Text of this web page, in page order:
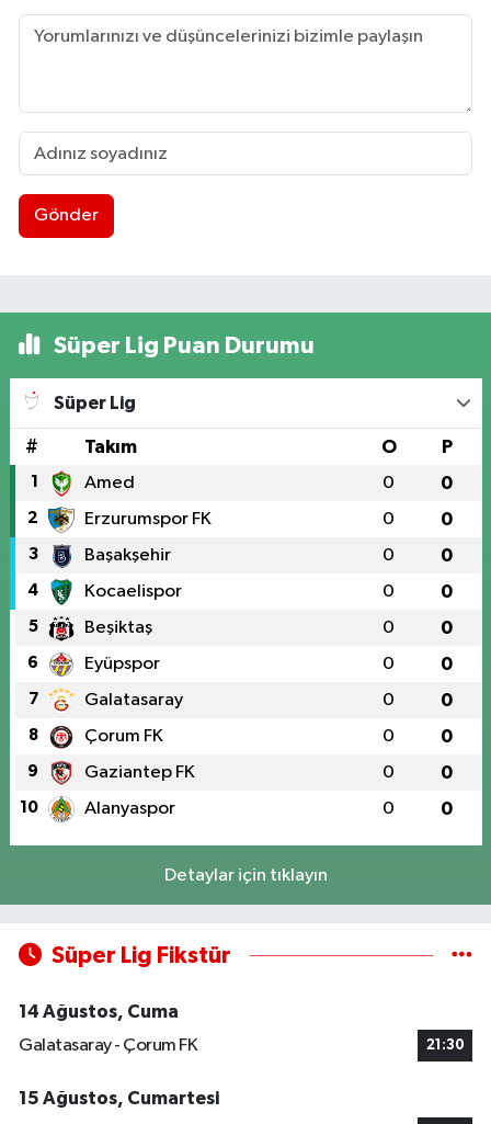
Gönder
Süper Lig Puan Durumu
Süper Lig
# Takım O P
1 Amed 0 0
2 Erzurumspor FK 0 0
3 Başakşehir 0 0
4 Kocaelispor 0 0
5 Beşiktaş 0 0
6 Eyüpspor 0 0
7 Galatasaray 0 0
8 Çorum FK 0 0
9 Gaziantep FK 0 0
10 Alanyaspor 0 0
Detaylar için tıklayın
Süper Lig Fikstür
14 Ağustos, Cuma
Galatasaray - Çorum FK
21:30
15 Ağustos, Cumartesi